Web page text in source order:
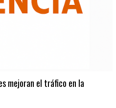
mejoran el tráfico en la